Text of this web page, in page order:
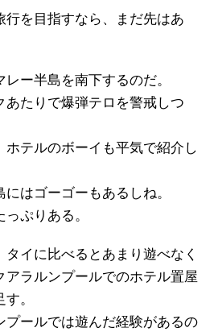
行を目指すなら、まだ先はあ
ー半島を南下するのだ。
あたりで爆弾テロを警戒しつ
ホテルのボーイも平気で紹介し
はゴーゴーもあるしね。
ぷりある。
イに比べるとあまり遊べなく
アラルンプールでのホテル置屋
。
プールでは遊んだ経験があるの